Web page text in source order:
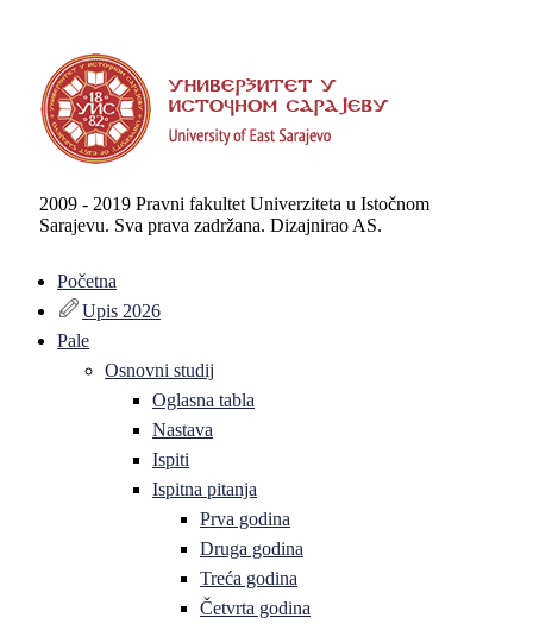
2009 - 2019 Pravni fakultet Univerziteta u Istočnom
Sarajevu. Sva prava zadržana. Dizajnirao AS.
Početna
Upis 2026
Pale
Osnovni studij
Oglasna tabla
Nastava
Ispiti
Ispitna pitanja
Prva godina
Druga godina
Treća godina
Četvrta godina